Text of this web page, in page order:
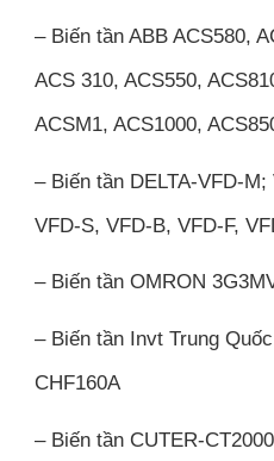
– Biến tần ABB ACS580,
ACS 310, ACS550,
ACSM1, ACS1000,
– Biến tần DELTA-VFD-
VFD-S, VFD-B, VFD-F,
– Biến tần OMRON
– Biến tần Invt Trung
CHF160A
– Biến tần CUTER-